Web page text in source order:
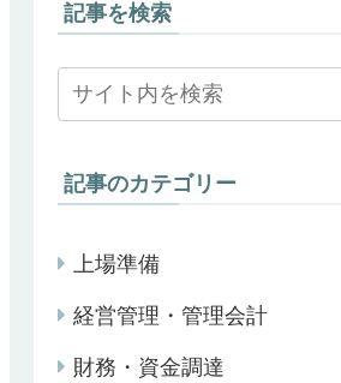
記事を検索
記事のカテゴリー
上場準備
経営管理・管理会計
財務・資金調達